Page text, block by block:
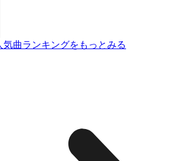
気曲ランキングをもっとみる